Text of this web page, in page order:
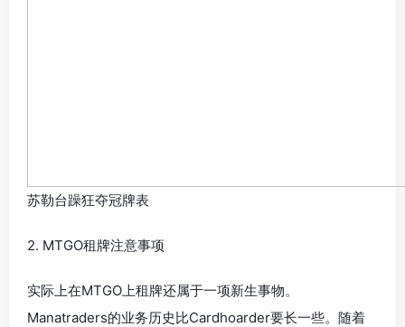
苏勒台躁狂夺冠牌表
2. MTGO租牌注意事项
实际上在MTGO上租牌还属于一项新生事物。
Manatraders的业务历史比Cardhoarder要长一些。随着